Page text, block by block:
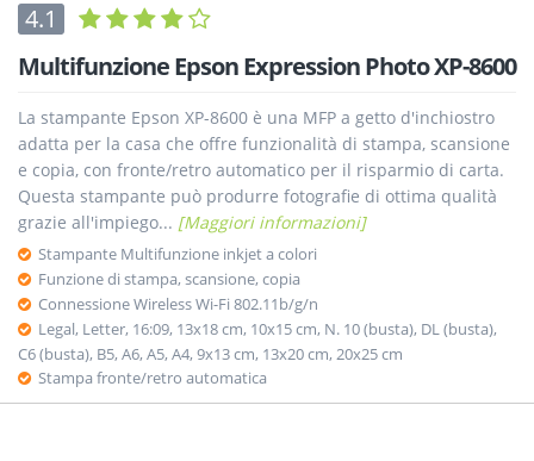
4.1
Multifunzione Epson Expression Photo XP-8600
La stampante Epson XP-8600 è una MFP a getto d'inchiostro
adatta per la casa che offre funzionalità di stampa, scansione
e copia, con fronte/retro automatico per il risparmio di carta.
Questa stampante può produrre fotografie di ottima qualità
grazie all'impiego... [Maggiori informazioni]
Stampante Multifunzione inkjet a colori
Funzione di stampa, scansione, copia
Connessione Wireless Wi-Fi 802.11b/g/n
Legal, Letter, 16:09, 13x18 cm, 10x15 cm, N. 10 (busta), DL (busta),
C6 (busta), B5, A6, A5, A4, 9x13 cm, 13x20 cm, 20x25 cm
Stampa fronte/retro automatica